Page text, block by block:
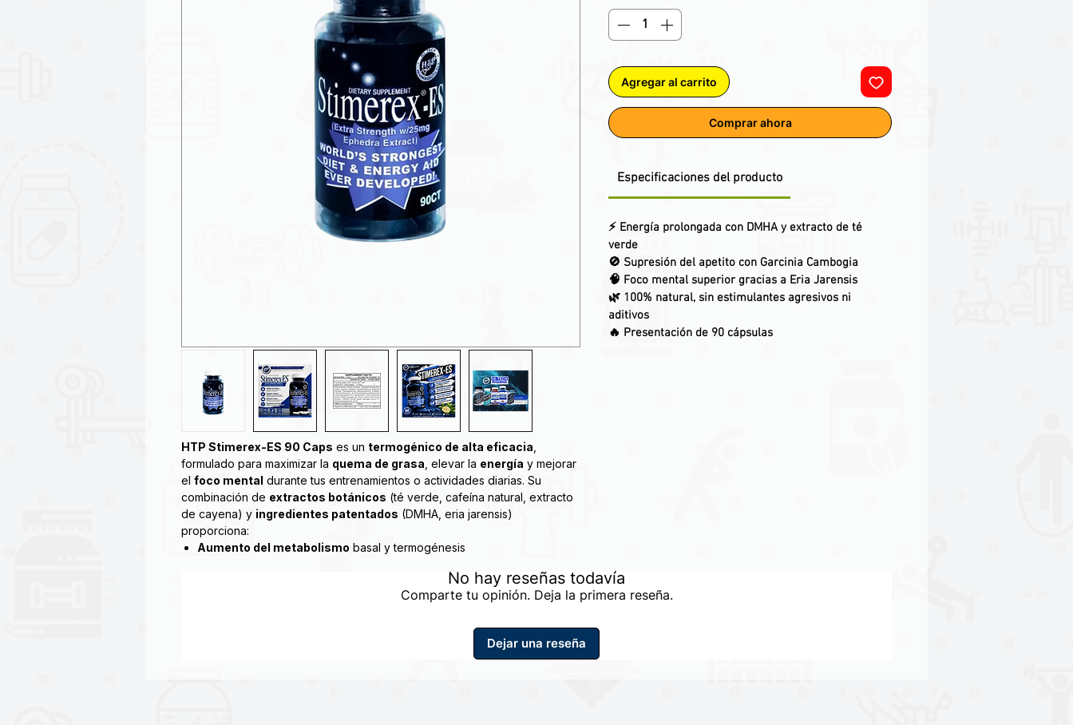
HTP Stimerex-ES 90 Caps es un termogénico de alta eficacia
formulado para maximizar la quema de grasa , elevar la energía y mejorar
el foco mental durante tus entrenamientos o actividades diarias. Su
combinación de extractos botánicos (té verde, cafeína natural, extracto
de cayena) y ingredientes patentados (DMHA, eria jarensis)
proporciona:
Aumento del metabolismo basal y termogénesis
y la motivación mental
¿Está buscando perder grasa corporal, mientras mantiene su músculo
creciendo? Hi-Tech Pharmaceuticals Stimerex-ES es un suplemento de
Agregar al carrito
Comprar ahora
Especificaciones del producto
⚡ Energía prolongada con DMHA y extracto de té
verde
🚫 Supresión del apetito con Garcinia Cambogia
🧠 Foco mental superior gracias a Eria Jarensis
🌿 100% natural, sin estimulantes agresivos ni
aditivos
🔥 Presentación de 90 cápsulas
No hay reseñas todavía
Comparte tu opinión. Deja la primera reseña.
Dejar una reseña